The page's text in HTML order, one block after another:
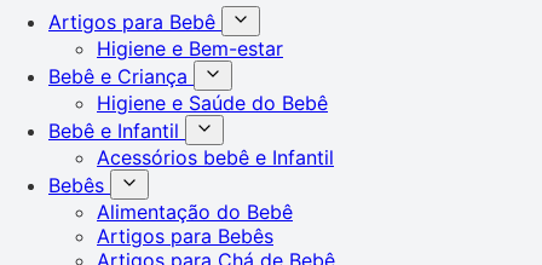
Artigos para Bebê
Higiene e Bem-estar
Bebê e Criança
Higiene e Saúde do Bebê
Bebê e Infantil
Acessórios bebê e Infantil
Bebês
Alimentação do Bebê
Artigos para Bebês
Artigos para Chá de Bebê